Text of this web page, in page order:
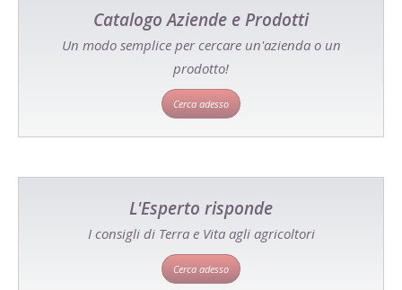
Catalogo Aziende e Prodotti
Un modo semplice per cercare un'azienda o un
prodotto!
Cerca adesso
L'Esperto risponde
I consigli di Terra e Vita agli agricoltori
Cerca adesso